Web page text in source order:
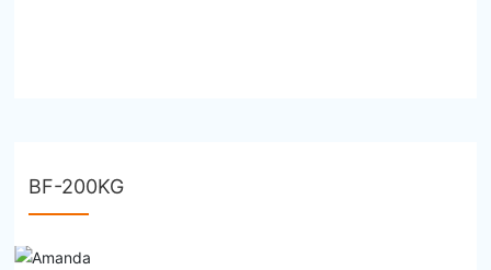
BF-200KG